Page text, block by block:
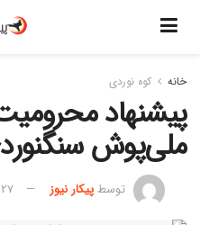
خانه کوه نوردی
پیشنهاد
ملی‌پوش
توسطپیکار نیوز 27 تیر 1402